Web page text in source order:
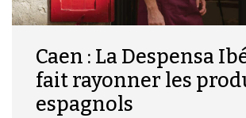
Caen : La Despensa
fait rayonner les
espagnols